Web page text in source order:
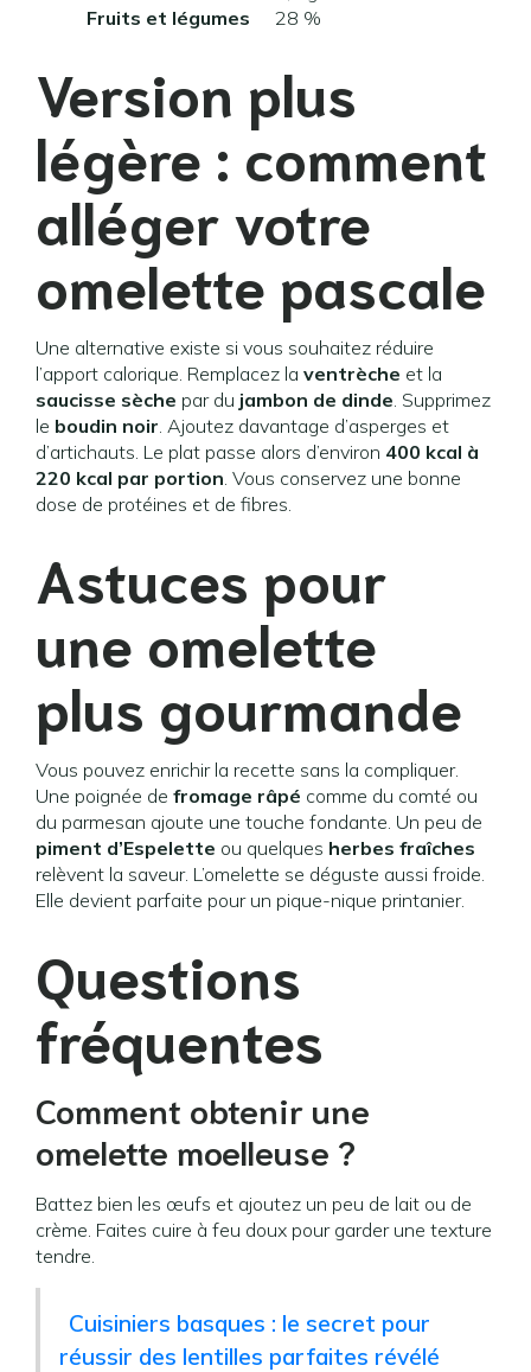
Fruits et légumes
28 %
Version plus
légère : comment
alléger votre
omelette pascale
Une alternative existe si vous souhaitez réduire
l’apport calorique. Remplacez la ventrèche et la
saucisse sèche par du jambon de dinde. Supprimez
le boudin noir. Ajoutez davantage d’asperges et
d’artichauts. Le plat passe alors d’environ 400 kcal à
220 kcal par portion. Vous conservez une bonne
dose de protéines et de fibres.
Astuces pour
une omelette
plus gourmande
Vous pouvez enrichir la recette sans la compliquer.
Une poignée de fromage râpé comme du comté ou
du parmesan ajoute une touche fondante. Un peu de
piment d’Espelette ou quelques herbes fraîches
relèvent la saveur. L’omelette se déguste aussi froide.
Elle devient parfaite pour un pique-nique printanier.
Questions
fréquentes
Comment obtenir une
omelette moelleuse ?
Battez bien les œufs et ajoutez un peu de lait ou de
crème. Faites cuire à feu doux pour garder une texture
tendre.
Cuisiniers basques : le secret pour
réussir des lentilles parfaites révélé